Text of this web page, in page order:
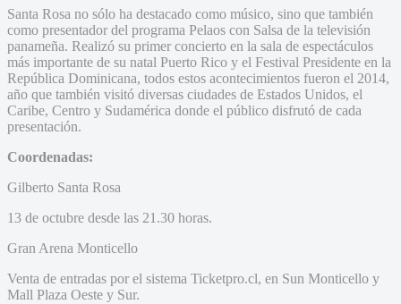
Santa Rosa no sólo ha destacado como músico, sino que también
como presentador del programa Pelaos con Salsa de la televisión
panameña. Realizó su primer concierto en la sala de espectáculos
más importante de su natal Puerto Rico y el Festival Presidente en la
República Dominicana, todos estos acontecimientos fueron el 2014,
año que también visitó diversas ciudades de Estados Unidos, el
Caribe, Centro y Sudamérica donde el público disfrutó de cada
presentación.
Coordenadas:
Gilberto Santa Rosa
13 de octubre desde las 21.30 horas.
Gran Arena Monticello
Venta de entradas por el sistema Ticketpro.cl, en Sun Monticello y
Mall Plaza Oeste y Sur.